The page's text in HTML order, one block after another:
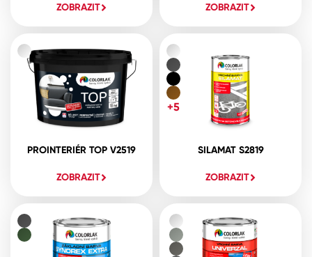
ZOBRAZIT ZOBRAZIT
PROINTERIÉR TOP V2519
ZOBRAZIT
SILAMAT S2819
ZOBRAZIT
+5